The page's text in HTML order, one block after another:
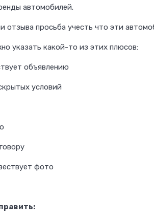
автомобилей.
отзыва просьба учесть что эти
указать какой-то из этих плюсов:
объявлению
условий
фото